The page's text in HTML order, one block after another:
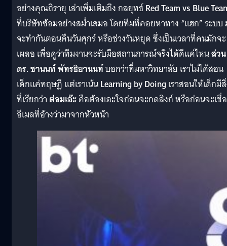
อย่างคุณถิรายุ เล่าเพิ่มเติมถึง กลยุทธ์Red Team vs Blue
ที่บริษัทซ้อมอย่างสม่ำเสมอ โดยทีมที่คอยหาทาง “แฮก” ระบบ
จะทำกันตอนคืนวันศุกร์ หรือช่วงวันหยุด ซึ่งเป็นเวลาที่คนมักจะ
เผลอ เพื่อดูว่าทีมงานจะรับมือสถานการณ์จริงได้ดีแค่ไหนส่วน
ดร. ชานนท์ พัทรธิยานนท์บอกว่าที่มหาวิทยาลัย เราไม่ได้สอน
เด็กแค่ทฤษฎี แต่เราเน้นLearning by Doing เราสอนให้เด็กมี
ที่เรียกว่า ต่อมเอ๊ะคือต้องเอะใจก่อนจะกดลิงก์ หรือก่อนจะเชื่อ
อีเมลที่อ้างว่ามาจากหัวหน้า